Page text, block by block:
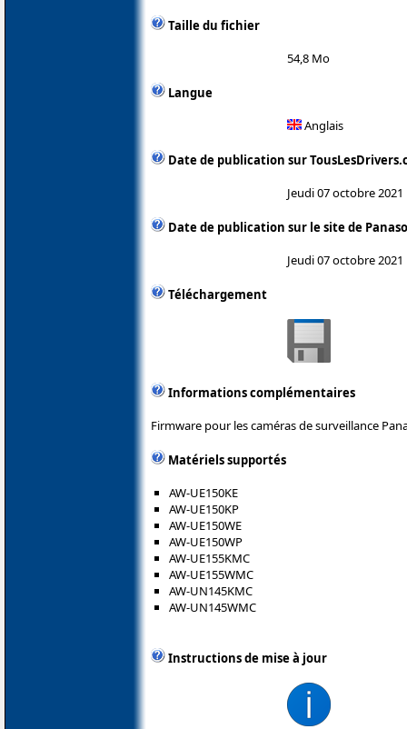
Taille du fichier
54,8 Mo
Langue
Anglais
Date de publication sur
Jeudi 07 octobre 2021
Date de publication sur le site de
Jeudi 07 octobre 2021
Téléchargement
Informations complémentaires
Firmware pour les caméras de surveillance
Matériels supportés
AW-UE150KE
AW-UE150KP
AW-UE150WE
AW-UE150WP
AW-UE155KMC
AW-UE155WMC
AW-UN145KMC
AW-UN145WMC
Instructions de mise à jour